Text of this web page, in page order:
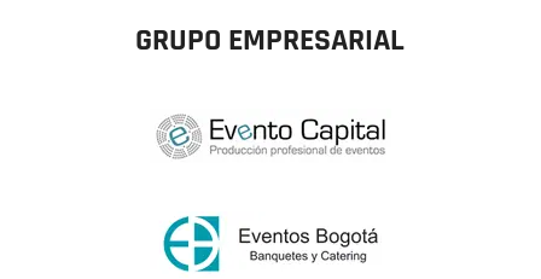
GRUPO EMPRESARIAL